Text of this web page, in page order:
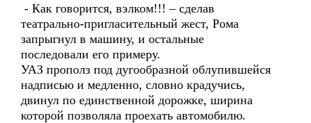
- Как говорится, вэлком!!! – сделав
театрально-пригласительный жест, Рома
запрыгнул в машину, и остальные
последовали его примеру.
УАЗ прополз под дугообразной облупившейся
надписью и медленно, словно крадучись,
двинул по единственной дорожке, ширина
которой позволяла проехать автомобилю.